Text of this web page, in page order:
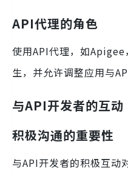
API代理的角色
使用API代理，如
生，并允许调整应用与
与API开发者的互动
积极沟通的重要性
与API开发者的积极互动